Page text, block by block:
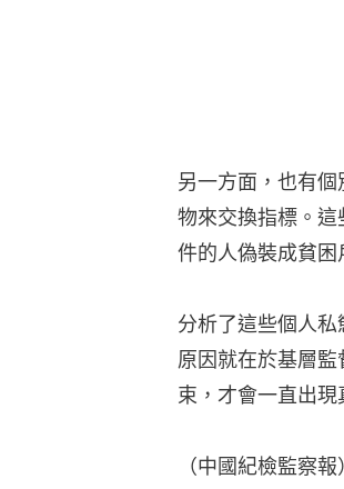
另一方面，也有
物來交換指標。
件的人偽裝成貧困
分析了這些個人
原因就在於基層
束，才會一直出現
（中國紀檢監察報